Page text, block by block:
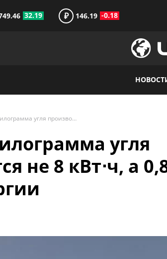
32.19 ₽ 146.19 -0.18
Из одного килограмма угля производится не 8 кВт⋅ч, а 0,8 кВт⋅ч электроэнергии
угля
не 8 кВт⋅ч, а